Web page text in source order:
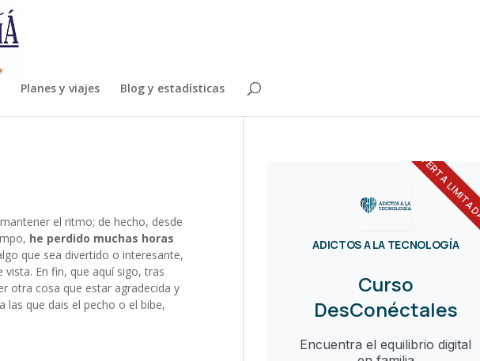
Planes y viajes Blog y estadísticas
el ritmo; de hecho, desde
he perdido muchas horas
que sea divertido o interesante,
En fin, que aquí sigo, tras
otra cosa que estar agradecida y
que dais el pecho o el bibe,
OFERTA
ADICTOS A LA TECNOLOGÍA
Curso
DesConéctales
Encuentra el equilibrio digital